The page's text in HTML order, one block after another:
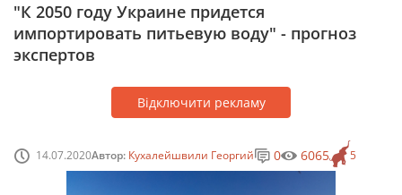
"К 2050 году Украине придется
импортировать питьевую воду" - прогноз
экспертов
Відключити рекламу
14.07.2020Автор: Кухалейшвили Георгий 5
0 6065